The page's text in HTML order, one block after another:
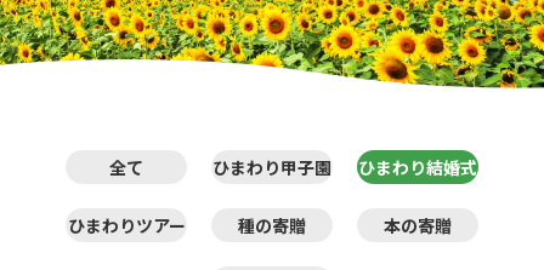
全て ひまわり甲子園 ひまわり結婚式
ひまわりツアー 種の寄贈 本の寄贈